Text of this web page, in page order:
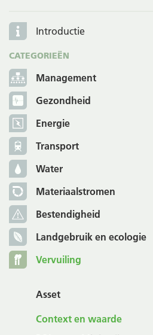
Introductie
CATEGORIEËN
Management
Gezondheid
Energie
Transport
Water
Materiaalstromen
Bestendigheid
Landgebruik en ecologie
Vervuiling
Asset
Context en waarde